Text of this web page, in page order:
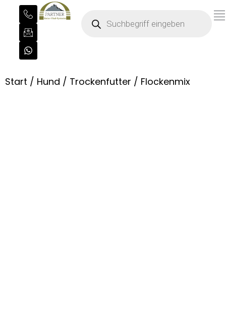
Start / Hund / Trockenfutter / Flockenmix